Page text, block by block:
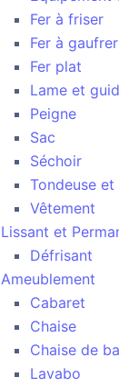
Fer à friser
Fer à gaufrer
Fer plat
Lame et
Peigne
Sac
Séchoir
Tondeuse
Vêtement
Lissant et
Défrisant
Ameublement
Cabaret
Chaise
Chaise de
Lavabo